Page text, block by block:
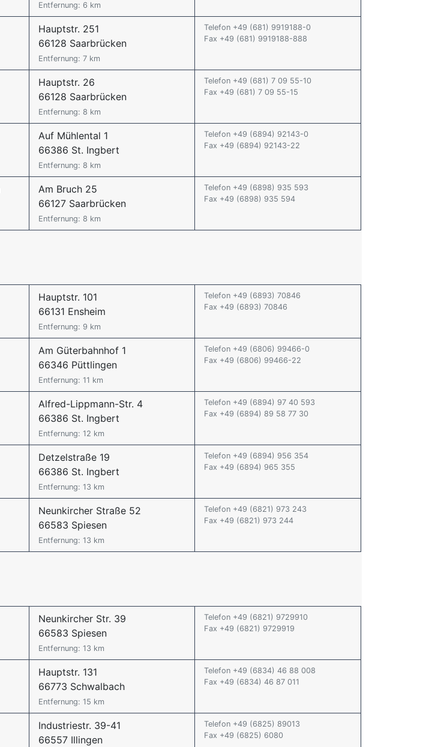
Entfernung: 6 km
Hauptstr. 251
66128 Saarbrücken
Entfernung: 7 km
Telefon +49 (681) 9919188-0
Fax +49 (681) 9919188-888
Hauptstr. 26
66128 Saarbrücken
Entfernung: 8 km
Telefon +49 (681) 7 09 55-10
Fax +49 (681) 7 09 55-15
Auf Mühlental 1
66386 St. Ingbert
Entfernung: 8 km
Telefon +49 (6894) 92143-0
Fax +49 (6894) 92143-22
Am Bruch 25
66127 Saarbrücken
Entfernung: 8 km
Telefon +49 (6898) 935 593
Fax +49 (6898) 935 594
Hauptstr. 101
66131 Ensheim
Entfernung: 9 km
Telefon +49 (6893) 70846
Fax +49 (6893) 70846
Am Güterbahnhof 1
66346 Püttlingen
Entfernung: 11 km
Telefon +49 (6806) 99466-0
Fax +49 (6806) 99466-22
Alfred-Lippmann-Str. 4
66386 St. Ingbert
Entfernung: 12 km
Telefon +49 (6894) 97 40 593
Fax +49 (6894) 89 58 77 30
Detzelstraße 19
66386 St. Ingbert
Entfernung: 13 km
Telefon +49 (6894) 956 354
Fax +49 (6894) 965 355
Neunkircher Straße 52
66583 Spiesen
Entfernung: 13 km
Telefon +49 (6821) 973 243
Fax +49 (6821) 973 244
Neunkircher Str. 39
66583 Spiesen
Entfernung: 13 km
Telefon +49 (6821) 9729910
Fax +49 (6821) 9729919
Hauptstr. 131
66773 Schwalbach
Entfernung: 15 km
Telefon +49 (6834) 46 88 008
Fax +49 (6834) 46 87 011
Industriestr. 39-41
66557 Illingen
Telefon +49 (6825) 89013
Fax +49 (6825) 6080